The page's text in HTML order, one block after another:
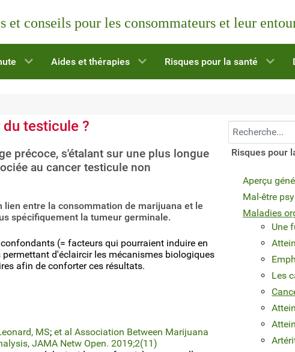
et conseils pour les consommateurs et leur
Aides et thérapies Risques pour la santé
testicule ?
précoce, s'étalant sur une plus longue
au cancer testicule non
lien entre la consommation de marijuana et le
spécifiquement la tumeur germinale.
(= facteurs qui pourraient induire en
d'éclaircir les mécanismes biologiques
afin de conforter ces résultats.
MS; et al Association Between Marijuana
JAMA Netw Open. 2019;2(11)
Recherchez...
Risques pour
Aperçu
Mal-être
Maladies
Une
Les